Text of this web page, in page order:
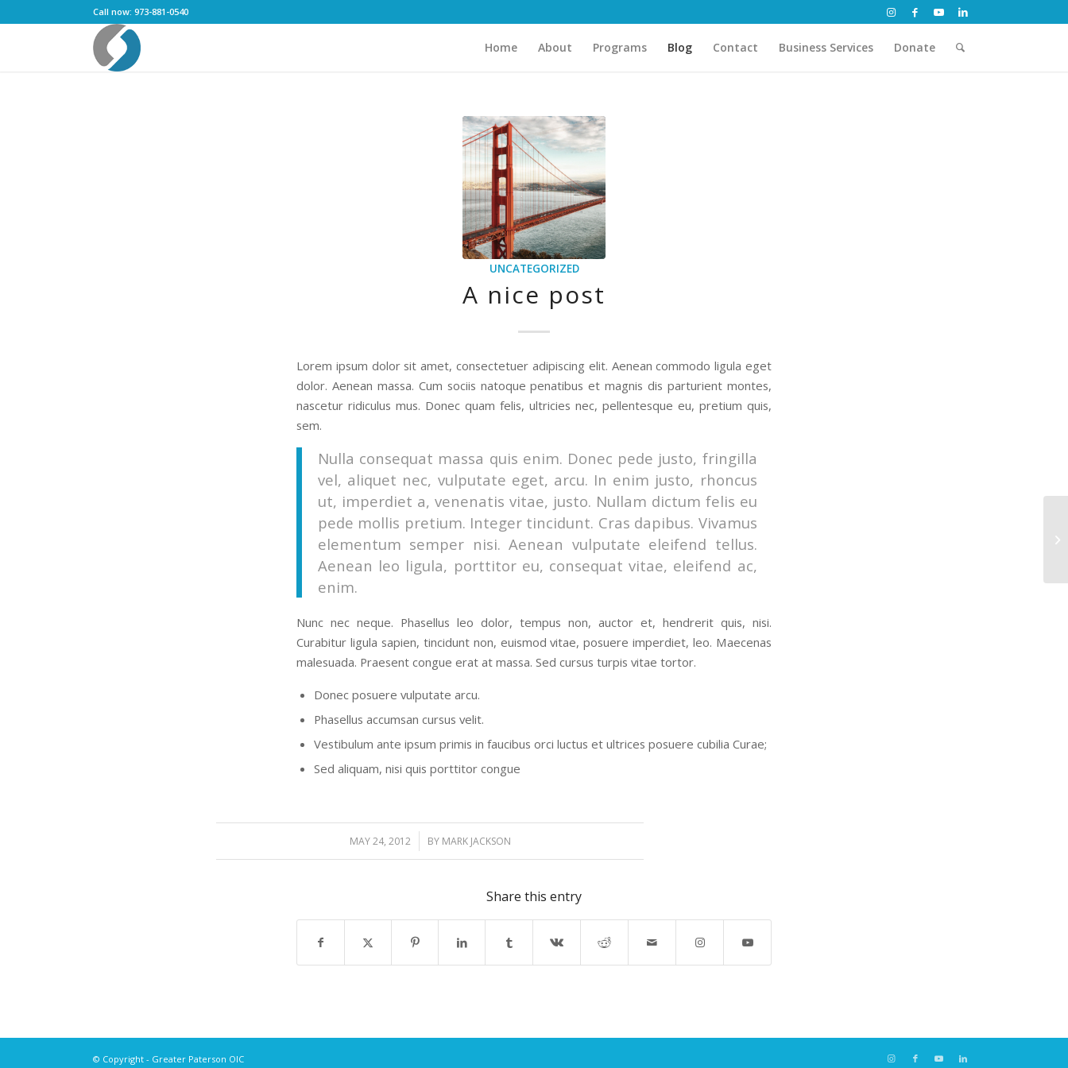
Call now: 973-881-0540
Home About Programs Blog Contact Business Services Donate
UNCATEGORIZED
A nice post
Lorem ipsum dolor sit amet, consectetuer adipiscing elit. Aenean commodo ligula eget
dolor. Aenean massa. Cum sociis natoque penatibus et magnis dis parturient montes,
nascetur ridiculus mus. Donec quam felis, ultricies nec, pellentesque eu, pretium quis,
sem.
Nulla consequat massa quis enim. Donec pede justo, fringilla
vel, aliquet nec, vulputate eget, arcu. In enim justo, rhoncus
ut, imperdiet a, venenatis vitae, justo. Nullam dictum felis eu
pede mollis pretium. Integer tincidunt. Cras dapibus. Vivamus
elementum semper nisi. Aenean vulputate eleifend tellus.
Aenean leo ligula, porttitor eu, consequat vitae, eleifend ac,
enim.
Nunc nec neque. Phasellus leo dolor, tempus non, auctor et, hendrerit quis, nisi.
Curabitur ligula sapien, tincidunt non, euismod vitae, posuere imperdiet, leo. Maecenas
malesuada. Praesent congue erat at massa. Sed cursus turpis vitae tortor.
Donec posuere vulputate arcu.
Phasellus accumsan cursus velit.
Vestibulum ante ipsum primis in faucibus orci luctus et ultrices posuere cubilia Curae;
Sed aliquam, nisi quis porttitor congue
MAY 24, 2012
/ BY MARK JACKSON
Share this entry
© Copyright - Greater Paterson OIC